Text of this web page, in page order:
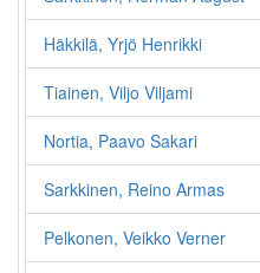
Häkkilä, Yrjö Henrikki
Tiainen, Viljo Viljami
Nortia, Paavo Sakari
Sarkkinen, Reino Armas
Pelkonen, Veikko Verner